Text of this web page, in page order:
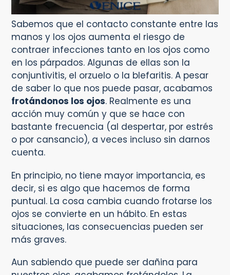
Sabemos que el contacto constante entre las
manos y los ojos aumenta el riesgo de
contraer infecciones tanto en los ojos como
en los párpados. Algunas de ellas son la
conjuntivitis, el orzuelo o la blefaritis. A pesar
de saber lo que nos puede pasar, acabamos
frotándonos los ojos. Realmente es una
acción muy común y que se hace con
bastante frecuencia (al despertar, por estrés
o por cansancio), a veces incluso sin darnos
cuenta.
En principio, no tiene mayor importancia, es
decir, si es algo que hacemos de forma
puntual. La cosa cambia cuando frotarse los
ojos se convierte en un hábito. En estas
situaciones, las consecuencias pueden ser
más graves.
Aun sabiendo que puede ser dañina para